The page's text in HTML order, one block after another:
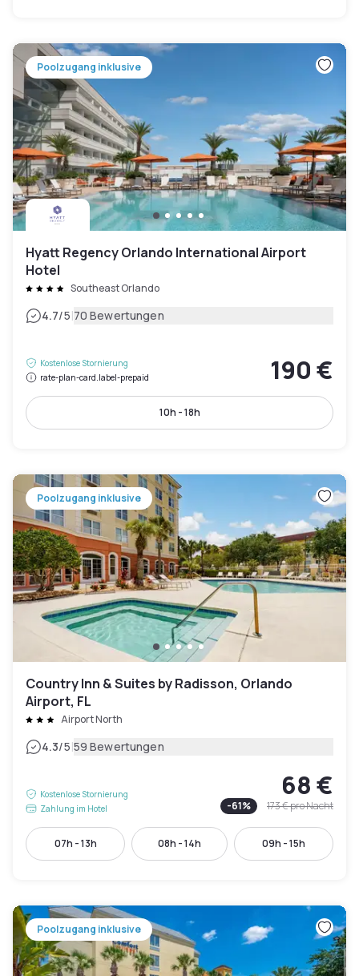
Poolzugang inklusive
Hyatt Regency Orlando International Airport
Hotel
Southeast Orlando
4.7/5|70 Bewertungen
Kostenlose Stornierung
rate-plan-card.label-prepaid
190 €
10h - 18h
Poolzugang inklusive
Country Inn & Suites by Radisson, Orlando
Airport, FL
Airport North
4.3/5|59 Bewertungen
Kostenlose Stornierung
Zahlung im Hotel
68 €
-61% 173 €pro Nacht
07h - 13h 08h - 14h 09h - 15h
Poolzugang inklusive